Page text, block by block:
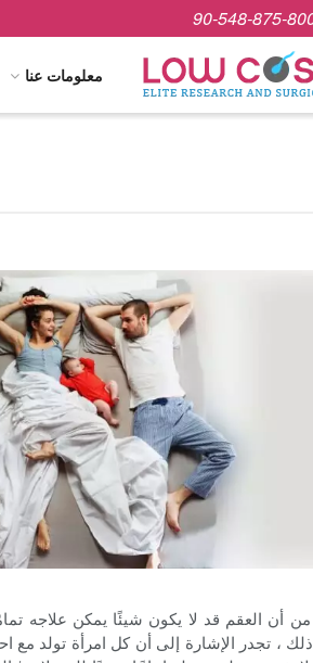
معلومات عنا
أن العقم قد لا يكون شيئًا يمكن علاجه
، تجدر الإشارة إلى أن كل امرأة تولد